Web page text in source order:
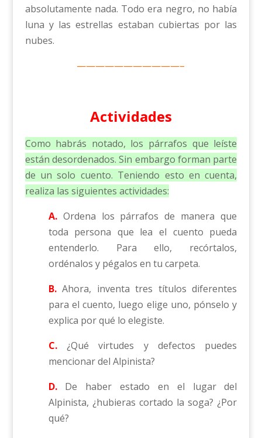
absolutamente nada. Todo era negro, no había
luna y las estrellas estaban cubiertas por las
nubes.
———————————–
Actividades
Como habrás notado, los párrafos que leíste
están desordenados. Sin embargo forman parte
de un solo cuento. Teniendo esto en cuenta,
realiza las siguientes actividades:
A.Ordena los párrafos de manera que
toda persona que lea el cuento pueda
entenderlo. Para ello, recórtalos,
ordénalos y pégalos en tu carpeta.
B.Ahora, inventa tres títulos diferentes
para el cuento, luego elige uno, pónselo y
explica por qué lo elegiste.
C.¿Qué virtudes y defectos puedes
mencionar del Alpinista?
D.De haber estado en el lugar del
Alpinista, ¿hubieras cortado la soga? ¿Por
qué?